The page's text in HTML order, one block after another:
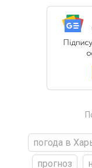
погода в
прогноз